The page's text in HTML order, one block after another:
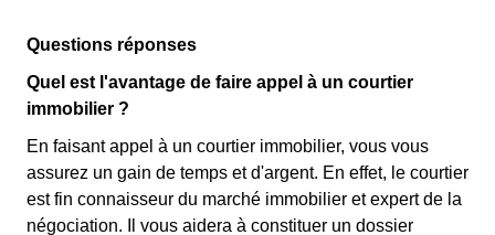
Questions réponses
Quel est l'avantage de faire appel à un courtier
immobilier ?
En faisant appel à un courtier immobilier, vous vous
assurez un gain de temps et d'argent. En effet, le courtier
est fin connaisseur du marché immobilier et expert de la
négociation. Il vous aidera à constituer un dossier